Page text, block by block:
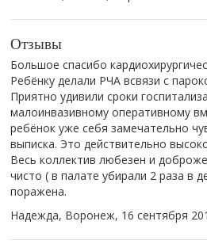
Отзывы
Большое спасибо
Ребёнку делали РЧА всвязи с
Приятно удивили сроки
малоинвазивному оперативному
ребёнок уже себя замечательно
выписка. Это действительно
Весь коллектив любезен и
чисто ( в палате убирали 2 раза в
поражена.
Надежда, Воронеж, 16 сентября